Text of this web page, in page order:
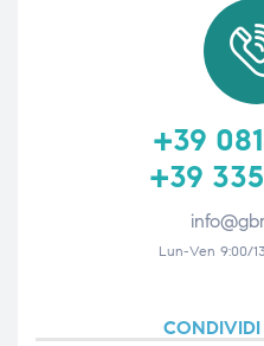
+39
+39
Lun-Ven 9:00/